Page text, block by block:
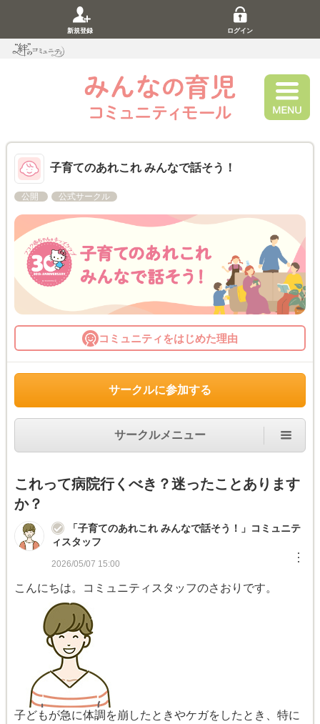
新規登録 ログイン
子育てのあれこれ みんなで話そう！
公開 公式サークル
コミュニティをはじめた理由
サークルに参加する
サークルメニュー
これって病院行くべき？迷ったことあります
か？
「子育てのあれこれ みんなで話そう！」コミュニテ
ィスタッフ
2026/05/07 15:00 ︙
こんにちは。コミュニティスタッフのさおりです。
子どもが急に体調を崩したときやケガをしたとき、特に